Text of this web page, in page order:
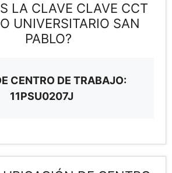
LA CLAVE CLAVE CCT
UNIVERSITARIO SAN
PABLO?
CENTRO DE TRABAJO:
11PSU0207J